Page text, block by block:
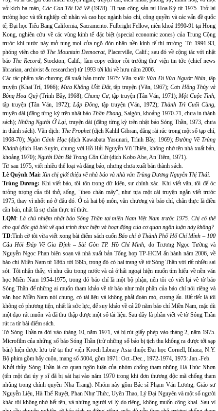
vở kịch ba màn, Các Con Tôi Đã Về(1978). Tị nạn cộng sản tại Hoa Kỳ từ 1975. Trở lại
trường học và tốt nghiệp cử nhân và cao học ngành báo chí, công quyền và các vấn đề quốc
tế, Đại học Tiểu Bang California, Sacramento. Fulbright Fellow, niên khoá 1990-91 tại Hong
Kong, nghiên cứu về các vùng kinh tế đặc biệt (special economic zones) của Trung Cộng
trước khi nước này mở tung mọi cửa ngõ đón nhận nền kinh tế thị trường. Từ 1991-93,
phóng viên cho tờ The Mountain Democrat, Placerville, Calif.; sau đó về cộng tác với nhật
báoThe Record, Stockton, Calif., làm copy editor rồi trưởng thư viện tin tức (chief news
librarian, archivist & researcher) từ 1993 tới khi về hưu năm 2006.
Các tác phẩm văn chương đã xuất bản trước 1975: Văn xuôi:Vừa Đi Vừa Ngước Nhìn, tập
truyện (Khai Trí, 1966); Mưa Không Ướt Đất, tập truyện (Văn, 1967);Cơn Hồng Thủy và
Bông Hoa Quỳ(Trình Bầy, 1968);Chung Cư, tập truyện (Tân Văn, 1971);Một Cuộc Tình,
tập truyện (Tân Văn, 1972); Lập Đông, tập truyện (Văn, 1972); Thành Trì Cuối Cùng,
truyện dài (đăng từng kỳ trên nhật báoThần Phong, Saigòn, khoảng 1970-71, chưa in thành
sách); Những Người Ở Lại, truyện dài (đăng từng kỳ trên nhật báo Sóng Thần, 1973, chưa
in thành sách). Văn dịch: The Prophet(dịch Kahlil Gibran, đăng rải rác trong một số tạp chí,
1968-70);Ngàn Cánh Hạc(dịch Kawabata Yasunari, Trình Bầy, 1969); Đường Về Trùng
Khánh (dịch Han Suyin, chung với Hồ Hải Nguyễn Vũ Thiện, không nhớ tên nhà xuất bản,
khoảng 1970); Người Đàn Bà Trong Cồn Cát(dịch Kobo Abe, An Tiêm, 1971).
Từ sau 1975, viết nhiều thể loại và đăng báo, nhưng chưa xuất bản thành sách.
Lê Quỳnh Mai: Xin chị giới thiệu về nhà báo và nhà văn Trùng Dương Nguyễn Thị Thái.
Trùng Dương: Khi viết báo, tôi tôn trọng dữ kiện, sự chính xác. Khi viết văn, tôi để óc
tưởng tượng của tôi thở, sống, "theo chân mây", như tựa một cái truyện ngắn viết trước
1975, thay vì nhốt nó ở đâu đó. Ở cả hai bộ môn, văn chương và báo chí, chân thực là điều
căn bản, nhất là sự chân thực trí thức.
LQM: Là chủ nhiệm nhật báo Sóng Thần tại miền Nam Việt Nam trước 1975. Chị có thể
cho quí độc giả biết về quá trình thực hiện và hoạt động của cơ quan ngôn luận này không?
TD:Tình cờ tôi vừa viết xong bài điểm sách cuốnBáo chí ở Thành Phố Hố Chí Minh – 100
Câu Hỏi Đáp Về Gia Định – Sài Gòn TP. Hồ Chí Minh, do Trương Ngọc Tường và
Nguyễn Ngọc Phan biên soạn và nhà xuất bản Tổng hợp TP-HCM ấn hành năm 2006, về
báo chí Miền Nam từ 1865 tới 1995, trong đó có hai trang về tờ Sóng Thần với rất nhiều sai
sót. Tôi nhận thấy, vì nhu cầu trong nước và cả ở hải ngoại hiện muốn tìm hiểu về nền văn
học Miền Nam 1954-1975, trong đó báo chí là một bộ phận, nên tôi có viết lại về tờ báo
Sóng Thần để những ai muốn tham khảo về tờ báo như một phần của báo chí nói riêng và
văn học Mỉền Nam nói chung, có tài liệu và không phải đoán mò, cương ẩu. Rất tiếc là tôi
không có phương tiện, nhất là sức lực, để suy khảo về cả 20 năm báo chí Miền Nam, mặc dù
một dạo rất muốn và đã thu thập được một số tài liệu. Sau đây là phần viết về tờ Sóng Thần
rút ra từ bài điểm sách.
Tờ Sóng Thần ra đời vào tháng 10, năm 1971, và bị rút giấy phép vào tháng 2, năm 1975.
Microfilm của những số báo Sóng Thần (trừ những số báo bị tịch thu không ra được tới sạp
bán) hiện được lưu trữ tại thư viện Kroch Library Asia thuộc Đại học Cornell, Ithaca, N.Y.
Bộ phim gồm bẩy cuộn, mang số 5004, gồm 1971: Oct.-Dec., 1972-1974, 1975: Jan.-Feb.
Khởi thủy Sóng Thần là cơ quan ngôn luận của nhóm chống tham nhũng Hà Thúc Nhơn
(tên một đại úy y sĩ đã bị sát hại vào năm 1970 trong khi đơn thương độc mã chống tham
nhũng trong chính quyền Nha Trang). Nhóm này gồm Bác sĩ Phạm Văn Lương, Giáo sư
Nguyễn Liệu, Hà Thế Ruyệt, Phan Nhự Thức, Uyên Thao, Lý Đại Nguyên và một số người
khác tôi không nhớ hết tên, và những người vì lý do riêng, không muốn công khai. Sau vì